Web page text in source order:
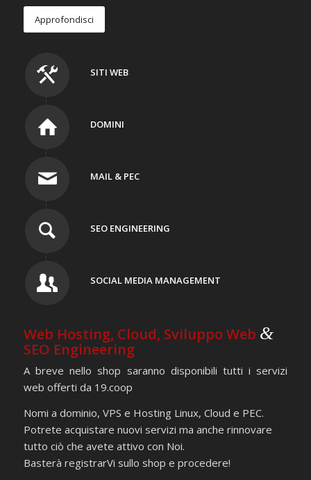
Approfondisci
SITI WEB
DOMINI
MAIL & PEC
SEO ENGINEERING
SOCIAL MEDIA MANAGEMENT
Web Hosting, Cloud, Sviluppo Web &
SEO Engineering
A breve nello shop saranno disponibili tutti i servizi
web offerti da 19.coop
Nomi a dominio, VPS e Hosting Linux, Cloud e PEC.
Potrete acquistare nuovi servizi ma anche rinnovare
tutto ciò che avete attivo con Noi.
Basterà registrarVi sullo shop e procedere!